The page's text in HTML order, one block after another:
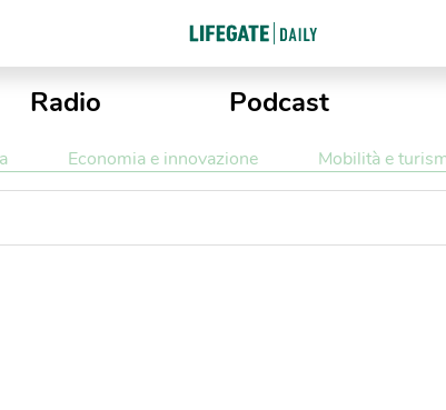
Radio Podcast
Economia e innovazione Mobilità e